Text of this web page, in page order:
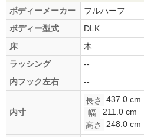
ボディーメーカー
フルハーフ
ボディー型式
DLK
床
木
ラッシング
--
内フック左右
--
内寸
長さ
437.0 cm
幅
211.0 cm
高さ
248.0 cm